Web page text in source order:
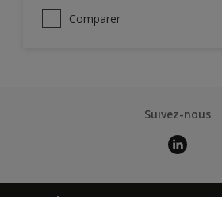
Comparer
Suivez-nous